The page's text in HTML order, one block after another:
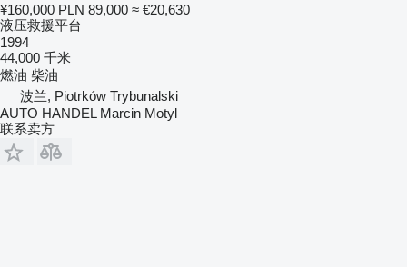
¥160,000 PLN 89,000 ≈ €20,630
液压救援平台
1994
44,000 千米
燃油 柴油
波兰, Piotrków Trybunalski
AUTO HANDEL Marcin Motyl
联系卖方